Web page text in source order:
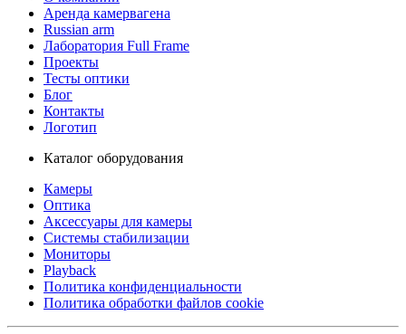
Аренда камервагена
Russian arm
Лаборатория Full Frame
Проекты
Тесты оптики
Блог
Контакты
Логотип
Каталог оборудования
Камеры
Оптика
Аксессуары для камеры
Системы стабилизации
Мониторы
Playback
Политика конфиденциальности
Политика обработки файлов cookie